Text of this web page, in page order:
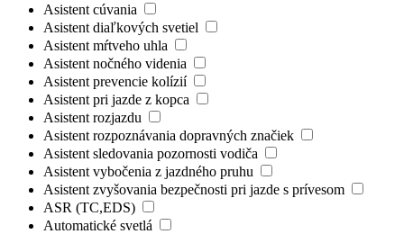
Asistent cúvania
Asistent diaľkových svetiel
Asistent mŕtveho uhla
Asistent nočného videnia
Asistent prevencie kolízií
Asistent pri jazde z kopca
Asistent rozjazdu
Asistent rozpoznávania dopravných značiek
Asistent sledovania pozornosti vodiča
Asistent vybočenia z jazdného pruhu
Asistent zvyšovania bezpečnosti pri jazde s prívesom
ASR (TC,EDS)
Automatické svetlá